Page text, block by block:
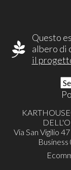
Questo
albero di
il
Via San Vigilio